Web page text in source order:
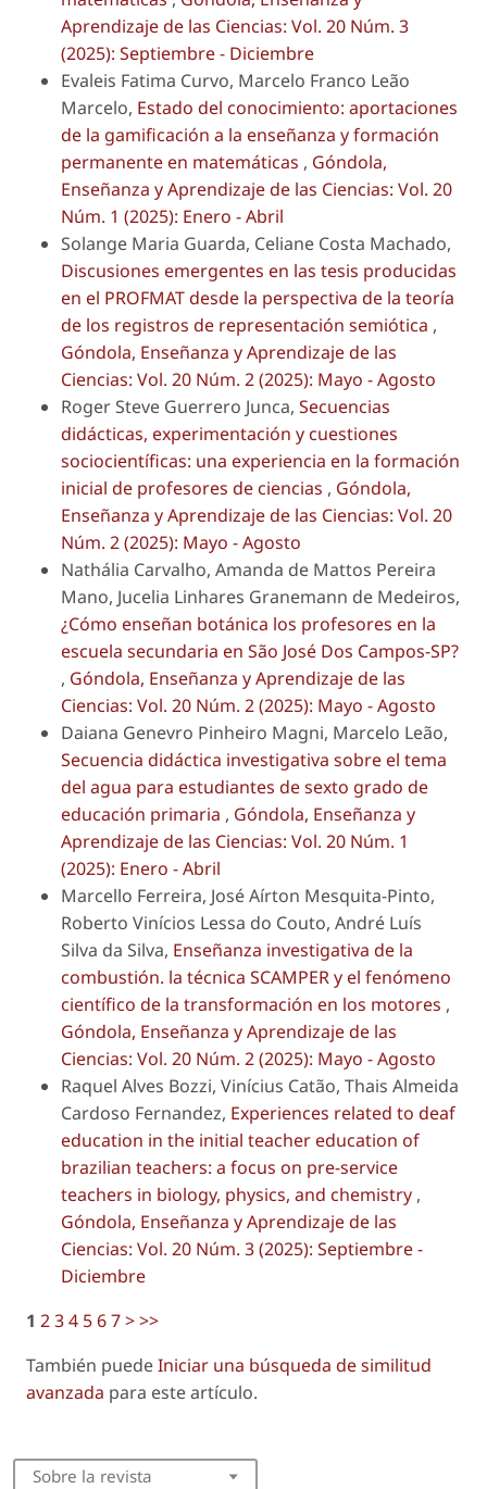
Aprendizaje de las Ciencias: Vol. 20 Núm. 3
(2025): Septiembre - Diciembre
Evaleis Fatima Curvo, Marcelo Franco Leão
Marcelo, Estado del conocimiento: aportaciones
de la gamificación a la enseñanza y formación
permanente en matemáticas , Góndola,
Enseñanza y Aprendizaje de las Ciencias: Vol. 20
Núm. 1 (2025): Enero - Abril
Solange Maria Guarda, Celiane Costa Machado,
Discusiones emergentes en las tesis producidas
en el PROFMAT desde la perspectiva de la teoría
de los registros de representación semiótica ,
Góndola, Enseñanza y Aprendizaje de las
Ciencias: Vol. 20 Núm. 2 (2025): Mayo - Agosto
Roger Steve Guerrero Junca, Secuencias
didácticas, experimentación y cuestiones
sociocientíficas: una experiencia en la formación
inicial de profesores de ciencias , Góndola,
Enseñanza y Aprendizaje de las Ciencias: Vol. 20
Núm. 2 (2025): Mayo - Agosto
Nathália Carvalho, Amanda de Mattos Pereira
Mano, Jucelia Linhares Granemann de Medeiros,
¿Cómo enseñan botánica los profesores en la
escuela secundaria en São José Dos Campos-SP?
, Góndola, Enseñanza y Aprendizaje de las
Ciencias: Vol. 20 Núm. 2 (2025): Mayo - Agosto
Daiana Genevro Pinheiro Magni, Marcelo Leão,
Secuencia didáctica investigativa sobre el tema
del agua para estudiantes de sexto grado de
educación primaria , Góndola, Enseñanza y
Aprendizaje de las Ciencias: Vol. 20 Núm. 1
(2025): Enero - Abril
Marcello Ferreira, José Aírton Mesquita-Pinto,
Roberto Vinícios Lessa do Couto, André Luís
Silva da Silva, Enseñanza investigativa de la
combustión. la técnica SCAMPER y el fenómeno
científico de la transformación en los motores ,
Góndola, Enseñanza y Aprendizaje de las
Ciencias: Vol. 20 Núm. 2 (2025): Mayo - Agosto
Raquel Alves Bozzi, Vinícius Catão, Thais Almeida
Cardoso Fernandez, Experiences related to deaf
education in the initial teacher education of
brazilian teachers: a focus on pre-service
teachers in biology, physics, and chemistry ,
Góndola, Enseñanza y Aprendizaje de las
Ciencias: Vol. 20 Núm. 3 (2025): Septiembre -
Diciembre
1 234 567>>>
También puedeIniciar una búsqueda de similitud
avanzada para este artículo.
Sobre la revista